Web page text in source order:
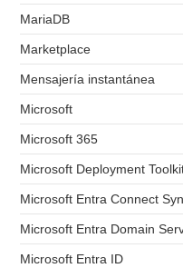
MariaDB
Marketplace
Mensajería instantánea
Microsoft
Microsoft 365
Microsoft Deployment
Microsoft Entra Connect
Microsoft Entra Domain
Microsoft Entra ID